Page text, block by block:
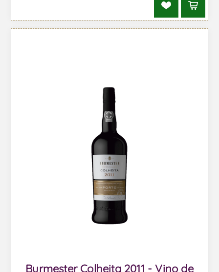
Burmester Colheita 2011 - Vino de